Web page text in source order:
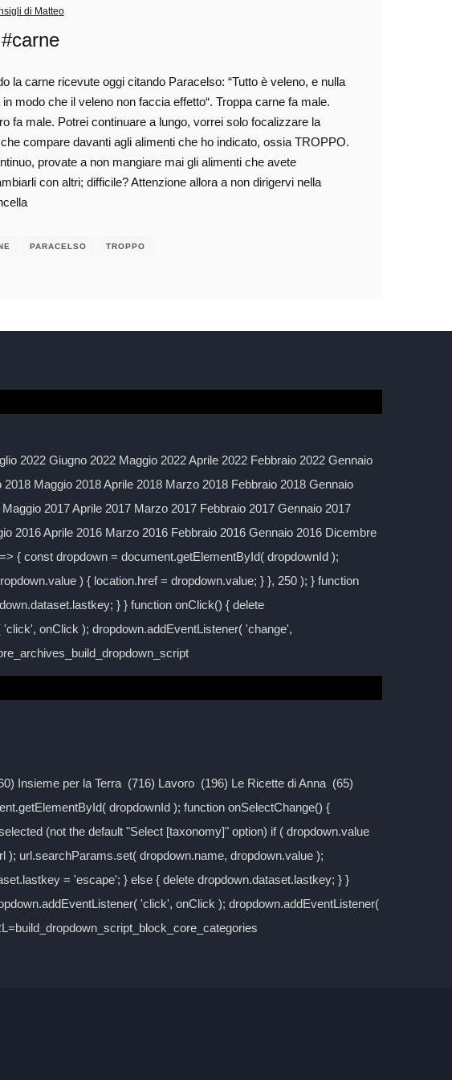
di Matteo
la carne ricevute oggi citando Paracelso: “Tutto è veleno, e nulla
modo che il veleno non faccia effetto“. Troppa carne fa male.
fa male. Potrei continuare a lungo, vorrei solo focalizzare la
compare davanti agli alimenti che ho indicato, ossia TROPPO.
provate a non mangiare mai gli alimenti che avete
con altri; difficile? Attenzione allora a non dirigervi nella
PARACELSO TROPPO
2022 Giugno 2022 Maggio 2022 Aprile 2022 Febbraio 2022 Gennaio
Maggio 2018 Aprile 2018 Marzo 2018 Febbraio 2018 Gennaio
2017 Aprile 2017 Marzo 2017 Febbraio 2017 Gennaio 2017
2016 Aprile 2016 Marzo 2016 Febbraio 2016 Gennaio 2016 Dicembre
{ const dropdown = document.getElementById( dropdownId );
) { location.href = dropdown.value; } }, 250 ); } function
} } function onClick() { delete
onClick ); dropdown.addEventListener( 'change',
Insieme per la Terra (716) Lavoro (196) Le Ricette di Anna (65)
dropdownId ); function onSelectChange() {
(not the default "Select [taxonomy]" option) if ( dropdown.value
url.searchParams.set( dropdown.name, dropdown.value );
= 'escape'; } else { delete dropdown.dataset.lastkey; } }
'click', onClick ); dropdown.addEventListener(